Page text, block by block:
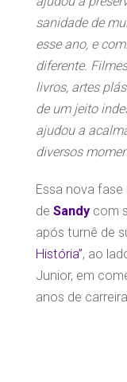
sanidade de
esse ano, e
diferente.
livros, artes
de um jeito
ajudou a
diversos
Essa nova
de Sandycom
após turnê de
História”, ao
Junior, em
anos de